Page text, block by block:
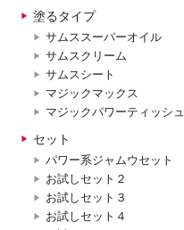
塗るタイプ
サムススーパーオイル
サムスクリーム
サムスシート
マジックマックス
マジックパワーティッシュ
セット
パワー系ジャムウセット
お試しセット２
お試しセット３
お試しセット４